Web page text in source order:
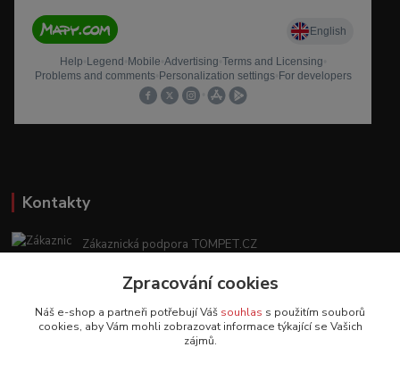
Kontakty
Zákaznická podpora TOMPET.CZ
(Po-Ne, 8-20 hod.)
obchod@tompet.cz
Zpracování cookies
Náš e-shop a partneři potřebují Váš souhlas s použitím souborů
cookies, aby Vám mohli zobrazovat informace týkající se Vašich
zájmů.